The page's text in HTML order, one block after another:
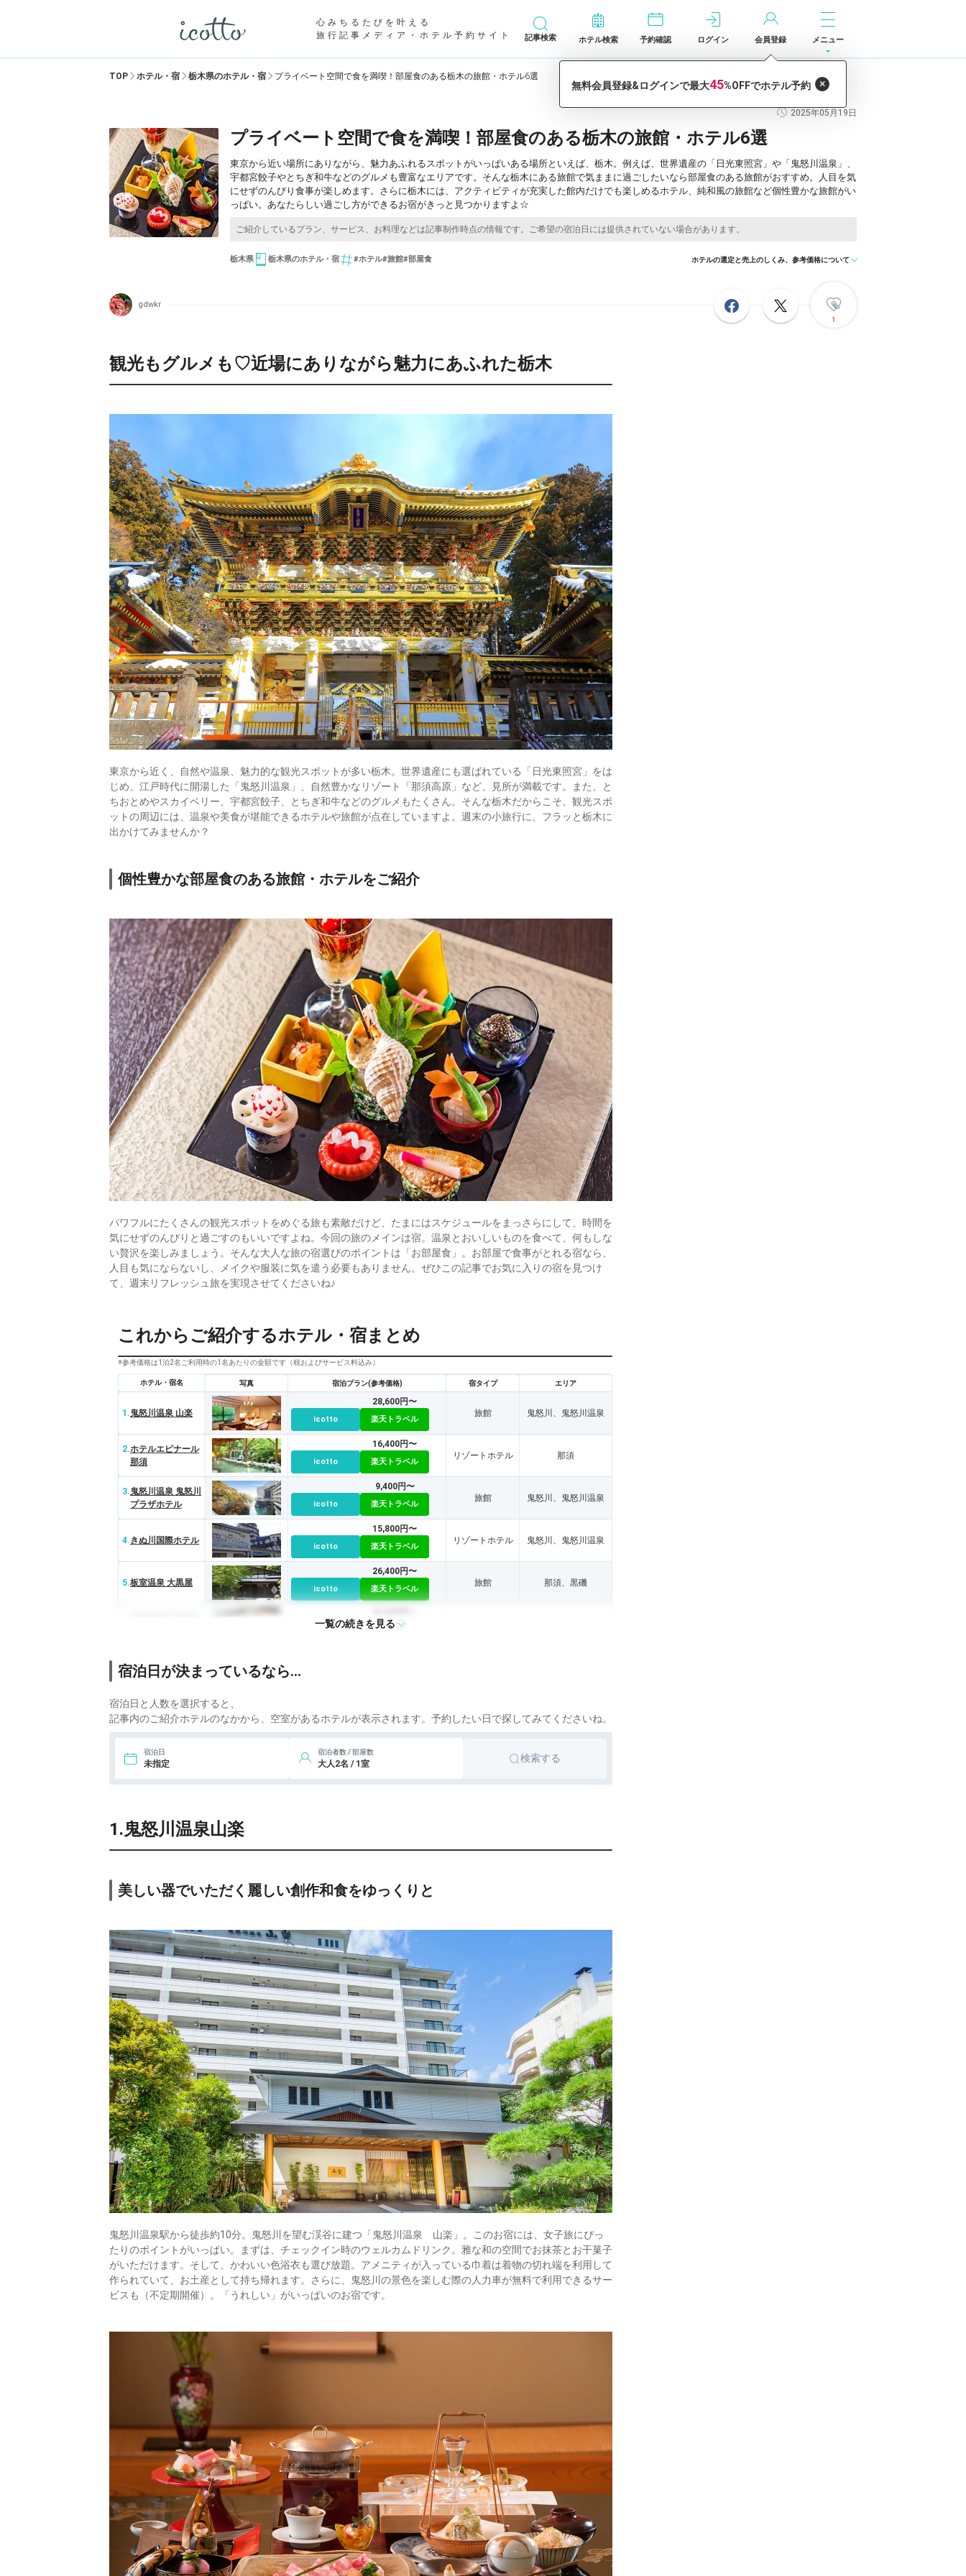
心みちるたびを叶える
旅行記事メディア・ホテル予約サイト
記事検索 ホテル検索 予約確認 ログイン 会員登録 メニュー
TOP ホテル・宿 栃木県のホテル・宿 プライベート空間で食を満喫！部屋食のある栃木の旅館・ホテル6選
2025年05月19日
プライベート空間で食を満喫！部屋食のある栃木の旅館・ホテル6選
東京から近い場所にありながら、魅力あふれるスポットがいっぱいある場所といえば、栃木。例えば、世界遺産の「日光東照宮」や「鬼怒川温泉」、
宇都宮餃子やとちぎ和牛などのグルメも豊富なエリアです。そんな栃木にある旅館で気ままに過ごしたいなら部屋食のある旅館がおすすめ。人目を気
にせずのんびり食事が楽しめます。さらに栃木には、アクティビティが充実した館内だけでも楽しめるホテル、純和風の旅館など個性豊かな旅館がい
っぱい。あなたらしい過ごし方ができるお宿がきっと見つかりますよ☆
栃木県 栃木県のホテル・宿 #ホテル#旅館#部屋食 ホテルの選定と売上のしくみ、参考価格について
gdwkr
1
観光もグルメも♡近場にありながら魅力にあふれた栃木
東京から近く、自然や温泉、魅力的な観光スポットが多い栃木。世界遺産にも選ばれている「日光東照宮」をは
じめ、江戸時代に開湯した「鬼怒川温泉」、自然豊かなリゾート「那須高原」など、見所が満載です。また、と
ちおとめやスカイベリー、宇都宮餃子、とちぎ和牛などのグルメもたくさん。そんな栃木だからこそ、観光スポ
ットの周辺には、温泉や美食が堪能できるホテルや旅館が点在していますよ。週末の小旅行に、フラッと栃木に
出かけてみませんか？
個性豊かな部屋食のある旅館・ホテルをご紹介
パワフルにたくさんの観光スポットをめぐる旅も素敵だけど、たまにはスケジュールをまっさらにして、時間を
気にせずのんびりと過ごすのもいいですよね。今回の旅のメインは宿。温泉とおいしいものを食べて、何もしな
い贅沢を楽しみましょう。そんな大人な旅の宿選びのポイントは「お部屋食」。お部屋で食事がとれる宿なら、
人目も気にならないし、メイクや服装に気を遣う必要もありません。ぜひこの記事でお気に入りの宿を見つけ
て、週末リフレッシュ旅を実現させてくださいね♪
これからご紹介するホテル・宿まとめ
※参考価格は1泊2名ご利用時の1名あたりの金額です（税およびサービス料込み）
ホテル・宿名 写真 宿泊プラン(参考価格) 宿タイプ エリア
1.鬼怒川温泉 山楽
icotto
28,600円〜
楽天トラベル
旅館 鬼怒川、鬼怒川温泉
2.ホテルエピナール
那須
icotto
16,400円〜
楽天トラベル
リゾートホテル 那須
3.鬼怒川温泉 鬼怒川
プラザホテル
icotto
9,400円〜
楽天トラベル
旅館 鬼怒川、鬼怒川温泉
4. きぬ川国際ホテル
icotto
15,800円〜
楽天トラベル
リゾートホテル 鬼怒川、鬼怒川温泉
5.板室温泉 大黒屋
icotto
26,400円〜
楽天トラベル
旅館 那須、黒磯
icotto 楽天トラベル
一覧の続きを見る
宿泊日が決まっているなら…
宿泊日と人数を選択すると、
記事内のご紹介ホテルのなかから、空室があるホテルが表示されます。予約したい日で探してみてくださいね。
宿泊日
未指定
宿泊者数 / 部屋数
大人2名 / 1室 検索する
1.鬼怒川温泉山楽
美しい器でいただく麗しい創作和食をゆっくりと
鬼怒川温泉駅から徒歩約10分。鬼怒川を望む渓谷に建つ「鬼怒川温泉 山楽」。このお宿には、女子旅にぴっ
たりのポイントがいっぱい。まずは、チェックイン時のウェルカムドリンク。雅な和の空間でお抹茶とお干菓子
がいただけます。そして、かわいい色浴衣も選び放題。アメニティが入っている巾着は着物の切れ端を利用して
作られていて、お土産として持ち帰れます。さらに、鬼怒川の景色を楽しむ際の人力車が無料で利用できるサー
ビスも（不定期開催）。「うれしい」がいっぱいのお宿です。